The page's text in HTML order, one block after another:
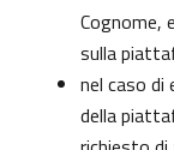
Cognome,
sulla
nel caso
della